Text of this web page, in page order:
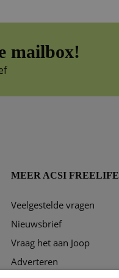
mailbox!
MEER ACSI FREELIFE
Veelgestelde vragen
Nieuwsbrief
Vraag het aan Joop
Adverteren